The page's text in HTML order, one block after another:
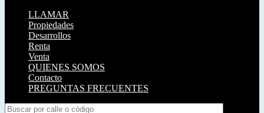
LLAMAR
Propiedades
Desarrollos
Renta
Venta
QUIENES SOMOS
Contacto
PREGUNTAS FRECUENTES